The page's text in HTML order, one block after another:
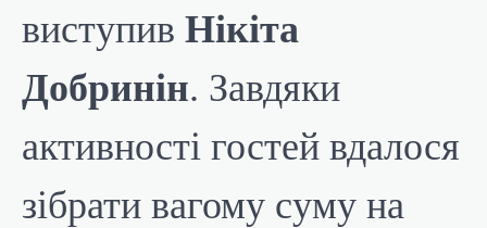
виступив Нікіта
Добринін. Завдяки
активності гостей вдалося
зібрати вагому суму на